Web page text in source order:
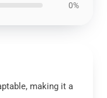
0%
making it a